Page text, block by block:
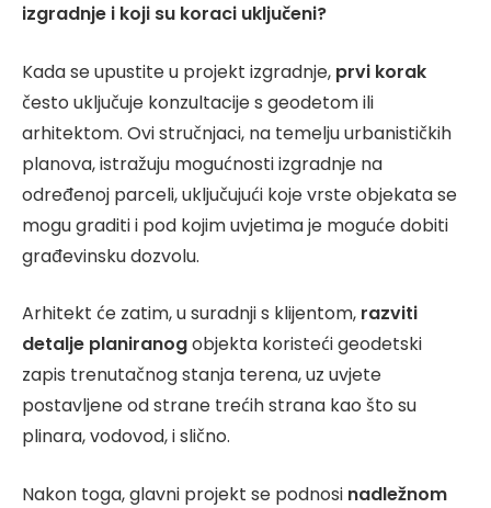
izgradnje i koji su koraci uključeni?
Kada se upustite u projekt izgradnje, prvi korak
često uključuje konzultacije s geodetom ili
arhitektom. Ovi stručnjaci, na temelju urbanističkih
planova, istražuju mogućnosti izgradnje na
određenoj parceli, uključujući koje vrste objekata se
mogu graditi i pod kojim uvjetima je moguće dobiti
građevinsku dozvolu.
Arhitekt će zatim, u suradnji s klijentom, razviti
detalje planiranogobjekta koristeći geodetski
zapis trenutačnog stanja terena, uz uvjete
postavljene od strane trećih strana kao što su
plinara, vodovod, i slično.
Nakon toga, glavni projekt se podnosi nadležnom